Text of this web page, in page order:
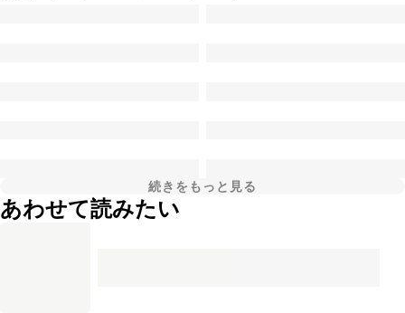
続きをもっと見る
あわせて読みたい